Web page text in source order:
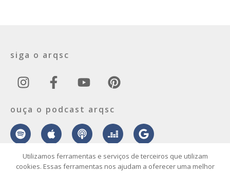
siga o arqsc
ouça o podcast arqsc
Utilizamos ferramentas e serviços de terceiros que utilizam
cookies. Essas ferramentas nos ajudam a oferecer uma melhor